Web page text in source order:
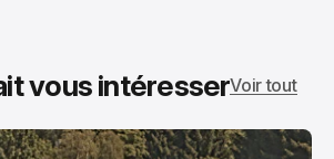
vous intéresserVoir tout